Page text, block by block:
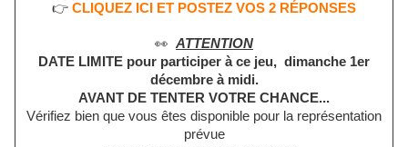
👉 CLIQUEZ ICI ET POSTEZ VOS 2 RÉPONSES
👀 ATTENTION
DATE LIMITE pour participer à ce jeu, dimanche 1er
décembre à midi.
AVANT DE TENTER VOTRE CHANCE...
Vérifiez bien que vous êtes disponible pour la représentation
prévue